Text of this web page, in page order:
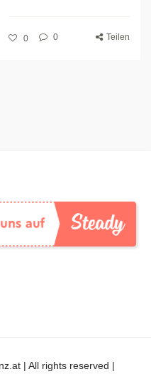
0 0 Teilen
| All rights reserved |